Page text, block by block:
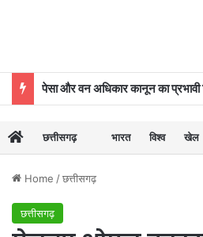
छत्तीसगढ़ भारत विश्व खेल
Home /छत्तीसगढ़
छत्तीसगढ़